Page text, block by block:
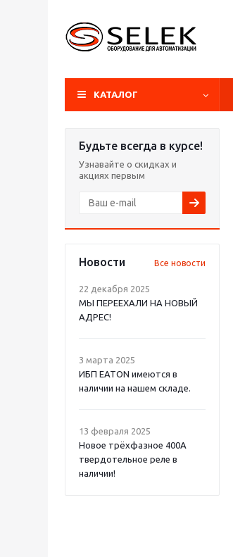
КАТАЛОГ
Будьте всегда в курсе!
Узнавайте о скидках и
акциях первым
Новости Все новости
22 декабря 2025
МЫ ПЕРЕЕХАЛИ НА НОВЫЙ
АДРЕС!
3 марта 2025
ИБП EATON имеются в
наличии на нашем складе.
13 февраля 2025
Новое трёхфазное 400А
твердотельное реле в
наличии!